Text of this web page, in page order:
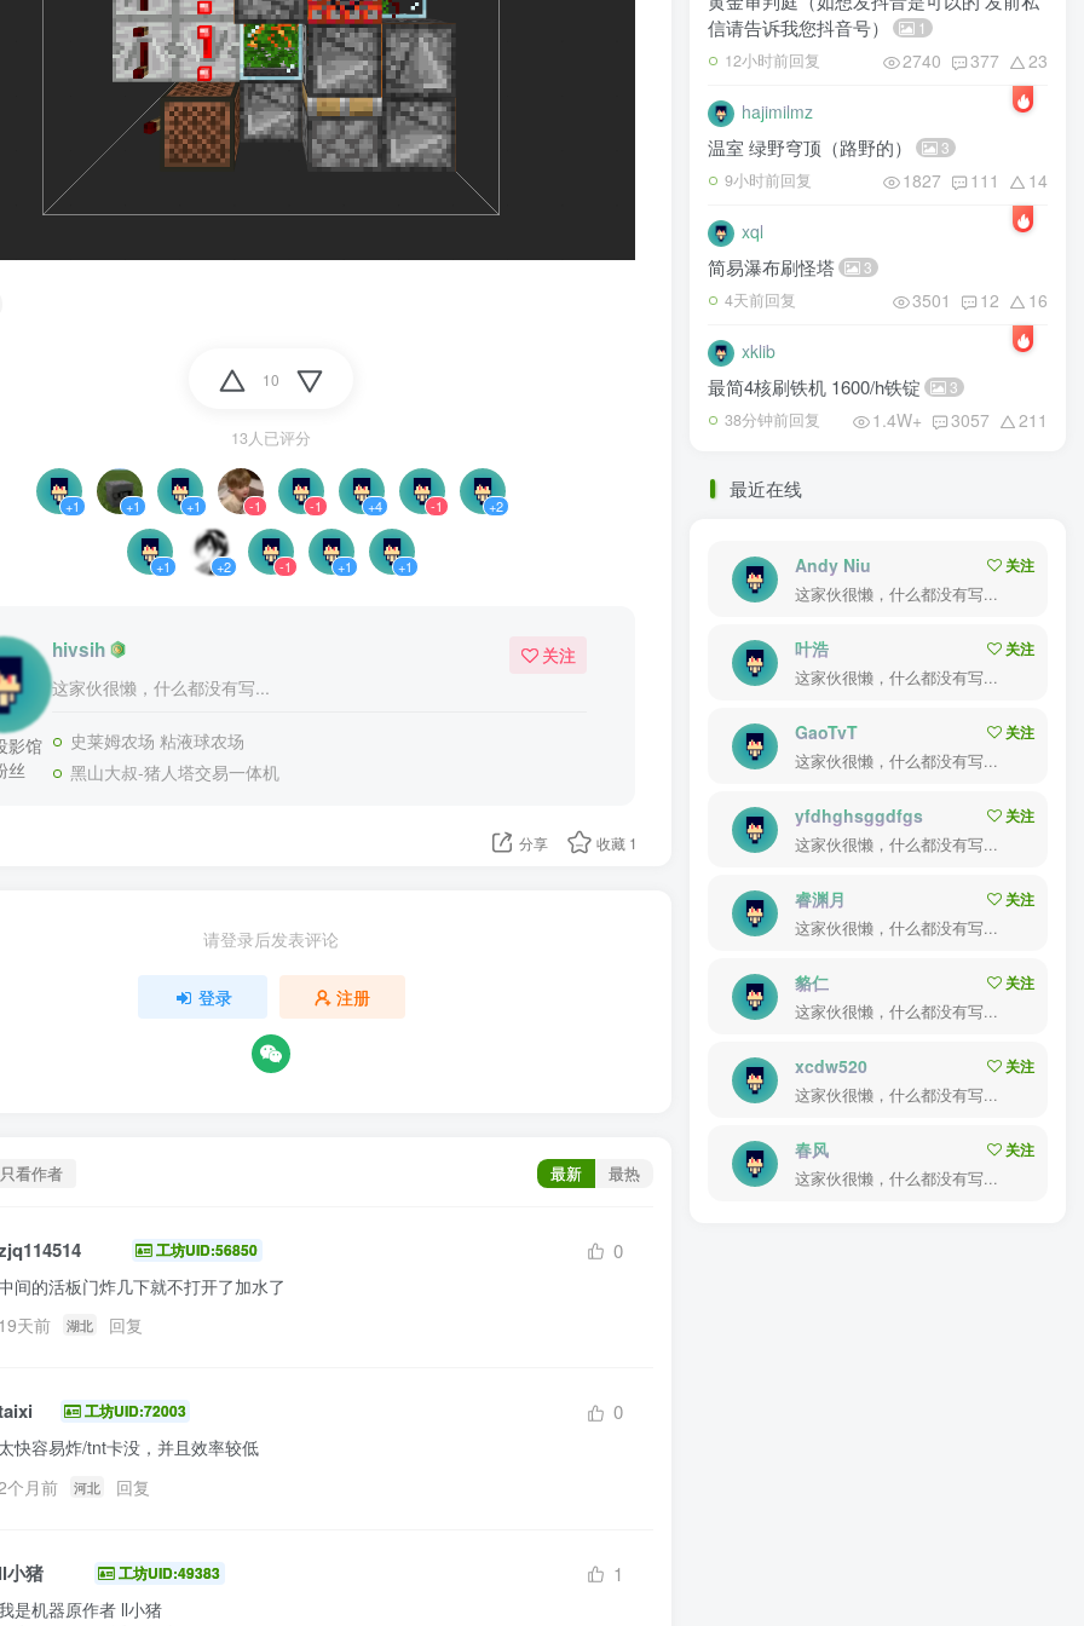
10
13人已评分
+1 +1 +1 -1 -1 +4 -1 +2
+1 +2 -1 +1 +1
影馆
丝
hivsih
这家伙很懒，什么都没有写...
关注
史莱姆农场 粘液球农场
黑山大叔-猪人塔交易一体机
分享 收藏 1
请登录后发表评论
登录 注册
只看作者 最新 最热
工坊UID:56850 0
间的活板门炸几下就不打开了加水了
天前
湖北 回复
工坊UID:72003 0
快容易炸/tnt卡没，并且效率较低
个月前
河北 回复
小猪 工坊UID:49383 1
是机器原作者 ll小猪
信请告诉我您抖音号）
1
12小时前回复 2740 377 23
hajimilmz
温室 绿野穹顶（路野的） 3
9小时前回复 1827 111 14
xql
简易瀑布刷怪塔 3
4天前回复 3501 12 16
xklib
最简4核刷铁机 1600/h铁锭 3
38分钟前回复 1.4W+ 3057 211
最近在线
Andy Niu
关注
这家伙很懒，什么都没有写...
叶浩
关注
这家伙很懒，什么都没有写...
GaoTvT
关注
这家伙很懒，什么都没有写...
yfdhghsggdfgs
关注
这家伙很懒，什么都没有写...
睿渊月
关注
这家伙很懒，什么都没有写...
貉仁
关注
这家伙很懒，什么都没有写...
xcdw520
关注
这家伙很懒，什么都没有写...
春风
关注
这家伙很懒，什么都没有写...